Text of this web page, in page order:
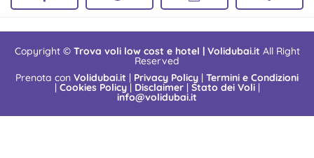
Copyright © Trova voli low cost e hotel | Volidubai.it All Right
Reserved
Prenota con Volidubai.it | Privacy Policy | Termini e Condizioni
| Cookies Policy| Disclaimer| Stato dei Voli|
info@volidubai.it